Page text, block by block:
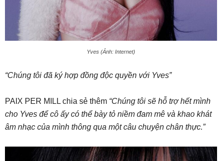
Yves (Ảnh: Internet)
“Chúng tôi đã ký hợp đồng độc quyền với Yves”
PAIX PER MILL chia sẻ thêm “Chúng tôi sẽ hỗ trợ hết mình
cho Yves để cô ấy có thể bày tỏ niềm đam mê và khao khát
âm nhạc của mình thông qua một câu chuyện chân thực.”